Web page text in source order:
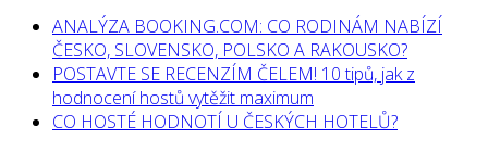
ANALÝZA BOOKING.COM: CO RODINÁM NABÍZÍ
ČESKO, SLOVENSKO, POLSKO A RAKOUSKO?
POSTAVTE SE RECENZÍM ČELEM! 10 tipů, jak z
hodnocení hostů vytěžit maximum
CO HOSTÉ HODNOTÍ U ČESKÝCH HOTELŮ?